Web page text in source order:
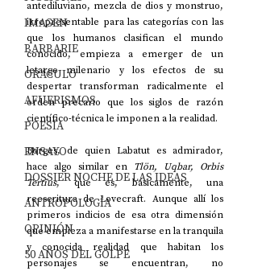
IMAGEN
BARBARIE
ORÁCULO
AFUERISMOS
POESÍA
ENSAYO
DOSSIER NOCHE DE LAS IDEAS
ANTROPOLOGÍA
OPINIÓN
50 AÑOS DEL GOLPE
antediluviano, mezcla de dios y monstruo,
irrepresentable para las categorías con las
que los humanos clasifican el mundo
conocido, empieza a emerger de un
letargo milenario y los efectos de su
despertar transforman radicalmente el
orden precario que los siglos de razón
científico-técnica le imponen a la realidad.
Borges, de quien Labatut es admirador,
hace algo similar en Tlön, Uqbar, Orbis
Tertius, que es, básicamente, una
reescritura de Lovecraft. Aunque allí los
primeros indicios de esa otra dimensión
que empieza a manifestarse en la tranquila
y conocida realidad que habitan los
personajes se encuentran, no